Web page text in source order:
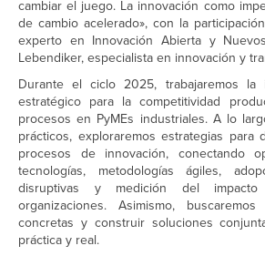
cambiar el juego. La innovación como
de cambio acelerado», con la
experto en Innovación Abierta y
Lebendiker, especialista en innovación y
Durante el ciclo 2025, trabajaremos la
estratégico para la competitividad
procesos en PyMEs industriales. A lo
prácticos, exploraremos estrategias para
procesos de innovación, conectando
tecnologías, metodologías ágiles,
disruptivas y medición del
organizaciones. Asimismo,
concretas y construir soluciones
práctica y real.